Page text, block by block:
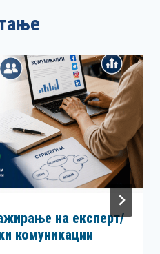
на експерт/
комуникации